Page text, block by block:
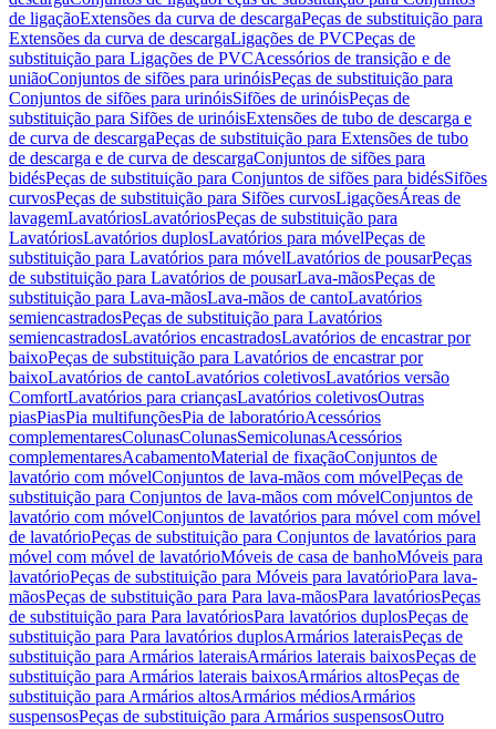
de ligaçãoExtensões da curva de descargaPeças de substituição para
Extensões da curva de descargaLigações de PVCPeças de
substituição para Ligações de PVCAcessórios de transição e de
uniãoConjuntos de sifões para urinóisPeças de substituição para
Conjuntos de sifões para urinóisSifões de urinóisPeças de
substituição para Sifões de urinóisExtensões de tubo de descarga e
de curva de descargaPeças de substituição para Extensões de tubo
de descarga e de curva de descargaConjuntos de sifões para
bidésPeças de substituição para Conjuntos de sifões para bidésSifões
curvosPeças de substituição para Sifões curvosLigaçõesÁreas de
lavagemLavatóriosLavatóriosPeças de substituição para
LavatóriosLavatórios duplosLavatórios para móvelPeças de
substituição para Lavatórios para móvelLavatórios de pousarPeças
de substituição para Lavatórios de pousarLava-mãosPeças de
substituição para Lava-mãosLava-mãos de cantoLavatórios
semiencastradosPeças de substituição para Lavatórios
semiencastradosLavatórios encastradosLavatórios de encastrar por
baixoPeças de substituição para Lavatórios de encastrar por
baixoLavatórios de cantoLavatórios coletivosLavatórios versão
ComfortLavatórios para criançasLavatórios coletivosOutras
piasPiasPia multifunçõesPia de laboratórioAcessórios
complementaresColunasColunasSemicolunasAcessórios
complementaresAcabamentoMaterial de fixaçãoConjuntos de
lavatório com móvelConjuntos de lava-mãos com móvelPeças de
substituição para Conjuntos de lava-mãos com móvelConjuntos de
lavatório com móvelConjuntos de lavatórios para móvel com móvel
de lavatórioPeças de substituição para Conjuntos de lavatórios para
móvel com móvel de lavatórioMóveis de casa de banhoMóveis para
lavatórioPeças de substituição para Móveis para lavatórioPara lava-
mãosPeças de substituição para Para lava-mãosPara lavatóriosPeças
de substituição para Para lavatóriosPara lavatórios duplosPeças de
substituição para Para lavatórios duplosArmários lateraisPeças de
substituição para Armários lateraisArmários laterais baixosPeças de
substituição para Armários laterais baixosArmários altosPeças de
substituição para Armários altosArmários médiosArmários
suspensosPeças de substituição para Armários suspensosOutro